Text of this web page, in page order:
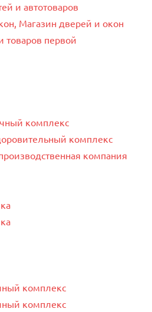
и автотоваров
Магазин дверей и окон
товаров первой
комплекс
комплекс
компания
комплекс
комплекс